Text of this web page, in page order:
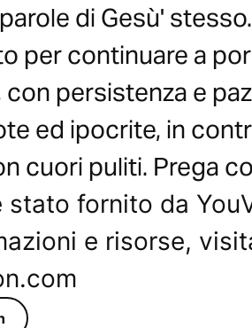
di Gesù'
per continuare a
persistenza e
ed ipocrite, in
cuori puliti. Prega
stato fornito da
e risorse,